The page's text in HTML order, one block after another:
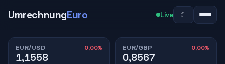
UmrechnungEuro Live ☾
EUR/USD 0,00%
1,1558
EUR/GBP 0,00%
0,8567